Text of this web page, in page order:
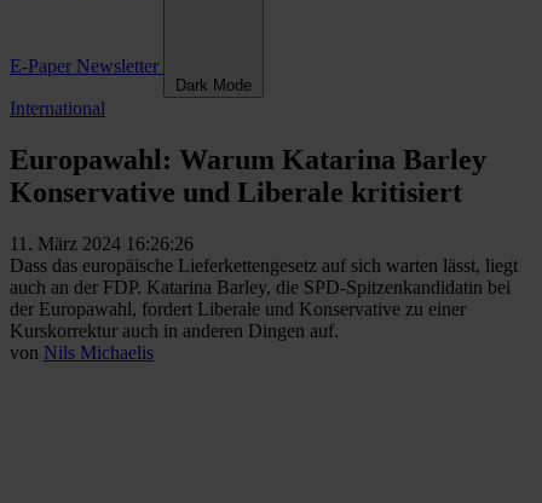
E-Paper Newsletter
Dark Mode
International
Europawahl: Warum Katarina Barley
Konservative und Liberale kritisiert
11. März 2024 16:26:26
Dass das europäische Lieferkettengesetz auf sich warten lässt, liegt
auch an der FDP. Katarina Barley, die SPD-Spitzenkandidatin bei
der Europawahl, fordert Liberale und Konservative zu einer
Kurskorrektur auch in anderen Dingen auf.
von Nils Michaelis